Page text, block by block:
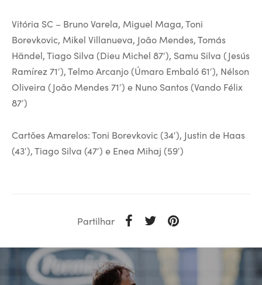
Vitória SC – Bruno Varela, Miguel Maga, Toni
Borevkovic, Mikel Villanueva, João Mendes, Tomás
Händel, Tiago Silva (Dieu Michel 87′), Samu Silva (Jesús
Ramírez 71′), Telmo Arcanjo (Úmaro Embaló 61′), Nélson
Oliveira (João Mendes 71′) e Nuno Santos (Vando Félix
87′)
Cartões Amarelos: Toni Borevkovic (34′), Justin de Haas
(43′), Tiago Silva (47′) e Enea Mihaj (59′)
Partilhar